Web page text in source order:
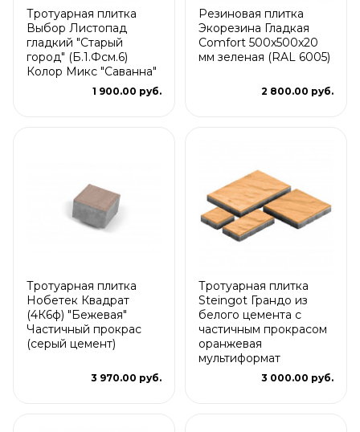
Тротуарная плитка
Выбор Листопад
гладкий "Старый
город" (Б.1.Фсм.6)
Колор Микс "Саванна"
1 900.00 руб.
Резиновая плитка
Экорезина Гладкая
Comfort 500x500x20
мм зеленая (RAL 6005)
2 800.00 руб.
Тротуарная плитка
Нобетек Квадрат
(4К6ф) "Бежевая"
Частичный прокрас
(серый цемент)
3 970.00 руб.
Тротуарная плитка
Steingot Грандо из
белого цемента с
частичным прокрасом
оранжевая
мультиформат
3 000.00 руб.